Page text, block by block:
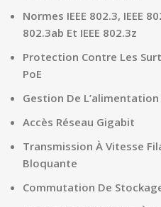
Normes IEEE 802.3, IEEE
802.3ab Et IEEE 802.3z
Protection Contre Les
PoE
Gestion De L’alimentation
Accès Réseau Gigabit
Transmission À Vitesse
Bloquante
Commutation De